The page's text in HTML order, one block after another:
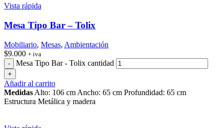
Vista rápida
Mesa Tipo Bar – Tolix
Mobiliario, Mesas, Ambientación
$9.000 + iva
Mesa Tipo Bar - Tolix cantidad
Añadir al carrito
Medidas Alto: 106 cm Ancho: 65 cm Profundidad: 65 cm
Estructura Metálica y madera